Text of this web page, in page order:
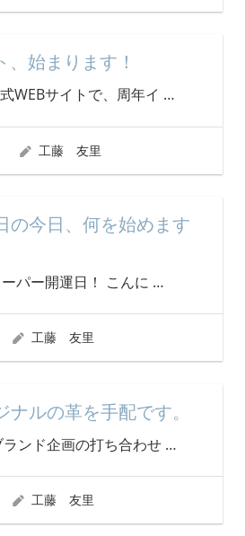
、始まります！
WEBサイトで、周年イ …
工藤 友里
の今日、何を始めます
パー開運日！ こんに …
工藤 友里
ルの革を手配です。
ンド企画の打ち合わせ …
工藤 友里